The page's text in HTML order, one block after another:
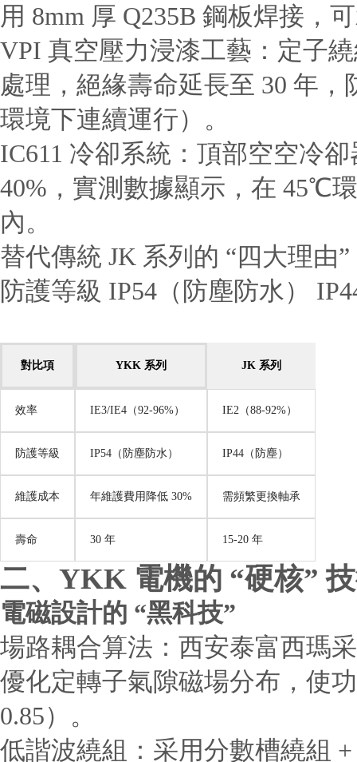
用 8mm 厚 Q235B 鋼板焊接，
VPI 真空壓力浸漆工藝：定子
處理，絕緣壽命延長至 30 年，
環境下連續運行）。
IC611 冷卻系統：頂部空空冷
40%，實測數據顯示，在 45℃
內。
替代傳統 JK 系列的 “四大理由”
防護等級 IP54（防塵防水）
對比項 YKK 系列 JK 系列
效率 IE3/IE4（92-96%） IE2（88-92%）
防護等級 IP54（防塵防水） IP44（防塵）
維護成本 年維護費用降低 30% 需頻繁更換軸承
壽命 30 年 15-20 年
二、YKK 電機的 “硬核”
電磁設計的 “黑科技”
場路耦合算法：西安泰富西瑪
優化定轉子氣隙磁場分布，使
0.85）。
低諧波繞組：采用分數槽繞組